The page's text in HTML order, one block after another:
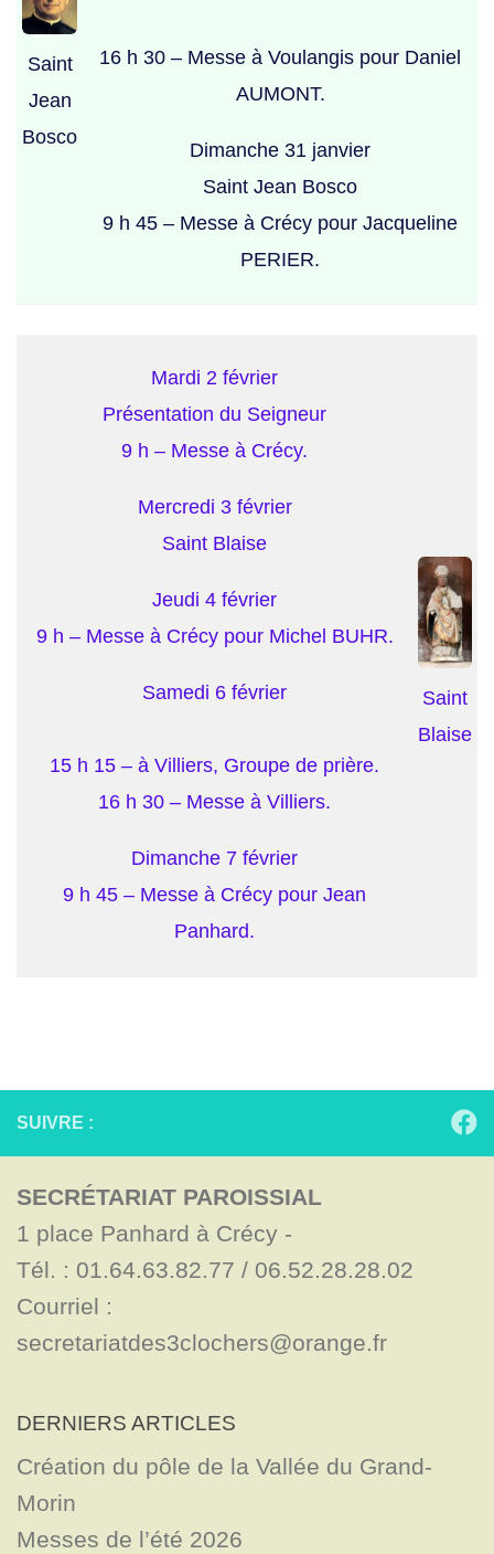
Saint
Jean
Bosco
16 h 30 – Messe à Voulangis pour Daniel
AUMONT.
Dimanche 31 janvier
Saint Jean Bosco
9 h 45 – Messe à Crécy pour Jacqueline
PERIER.
Mardi 2 février
Présentation du Seigneur
9 h – Messe à Crécy.
Mercredi 3 février
Saint Blaise
Jeudi 4 février
9 h – Messe à Crécy pour Michel BUHR.
Samedi 6 février
15 h 15 – à Villiers, Groupe de prière.
16 h 30 – Messe à Villiers.
Dimanche 7 février
9 h 45 – Messe à Crécy pour Jean
Panhard.
Saint
Blaise
SUIVRE :
SECRÉTARIAT PAROISSIAL
1 place Panhard à Crécy -
Tél. : 01.64.63.82.77 / 06.52.28.28.02
Courriel :
secretariatdes3clochers@orange.fr
DERNIERS ARTICLES
Création du pôle de la Vallée du Grand-
Morin
Messes de l’été 2026